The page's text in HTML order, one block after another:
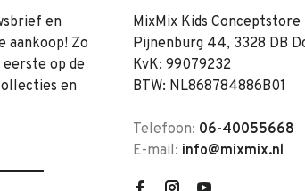
en
aankoop! Zo
op de
en
MixMix Kids Conceptstore
Pijnenburg 44, 3328 DB
KvK: 99079232
BTW: NL868784886B01
Telefoon: 06-40055668
E-mail: info@mixmix.nl